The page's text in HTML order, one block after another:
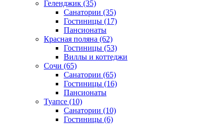
Геленджик (35)
Санатории (35)
Гостиницы (17)
Пансионаты
Красная поляна (62)
Гостиницы (53)
Виллы и коттеджи
Сочи (65)
Санатории (65)
Гостиницы (16)
Пансионаты
Туапсе (10)
Санатории (10)
Гостиницы (6)